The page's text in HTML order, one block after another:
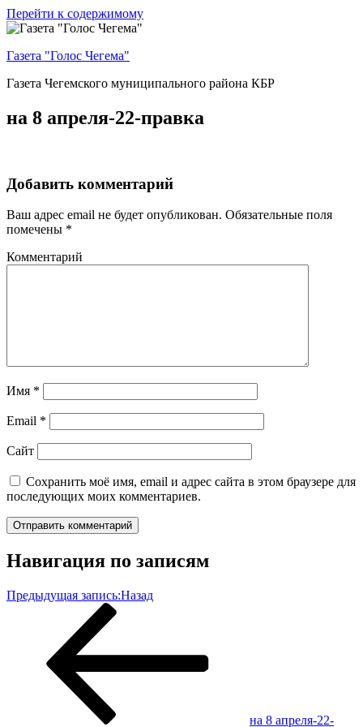
Перейти к содержимому
Газета "Голос Чегема"
Газета Чегемского муниципального района КБР
на 8 апреля-22-правка
Добавить комментарий
Ваш адрес email не будет опубликован. Обязательные поля
помечены *
Комментарий
Имя *
Email *
Сайт
Сохранить моё имя, email и адрес сайта в этом браузере для
последующих моих комментариев.
Навигация по записям
Предыдущая запись:Назад
на 8 апреля-22-